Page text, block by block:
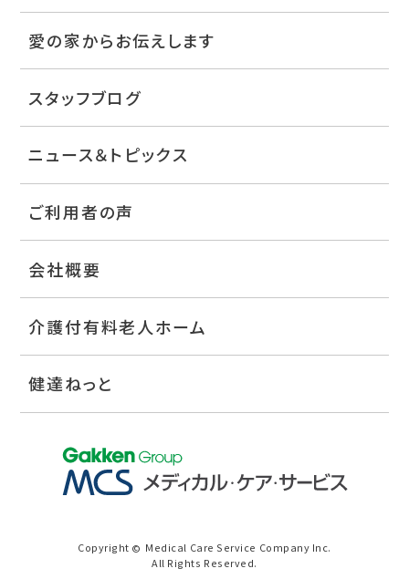
愛の家からお伝えします
スタッフブログ
ニュース＆トピックス
ご利用者の声
会社概要
介護付有料老人ホーム
健達ねっと
Copyright © Medical Care Service Company Inc.
All Rights Reserved.